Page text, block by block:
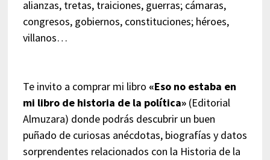
alianzas, tretas, traiciones, guerras; cámaras,
congresos, gobiernos, constituciones; héroes,
villanos…
Te invito a comprar mi libro «Eso no estaba en
mi libro de historia de la política»(Editorial
Almuzara) donde podrás descubrir un buen
puñado de curiosas anécdotas, biografías y datos
sorprendentes relacionados con la Historia de la